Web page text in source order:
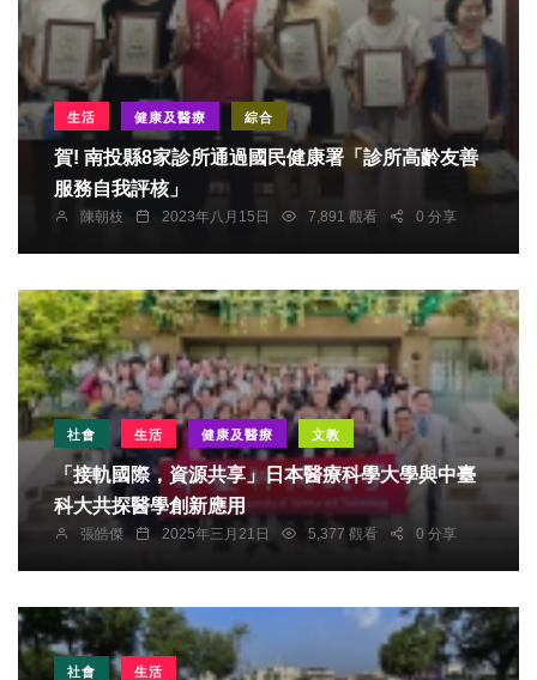
生活 健康及醫療 綜合
賀! 南投縣8家診所通過國民健康署「診所高齡友善
服務自我評核」
陳朝枝 2023年八月15日 7,891 觀看 0 分享
社會 生活 健康及醫療 文教
「接軌國際，資源共享」日本醫療科學大學與中臺
科大共探醫學創新應用
張皓傑 2025年三月21日 5,377 觀看 0 分享
社會 生活